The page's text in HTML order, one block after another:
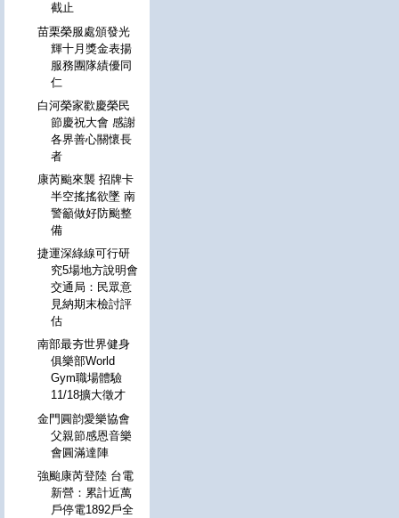
截止
苗栗榮服處頒發光
輝十月獎金表揚
服務團隊績優同
仁
白河榮家歡慶榮民
節慶祝大會 感謝
各界善心關懷長
者
康芮颱來襲 招牌卡
半空搖搖欲墜 南
警籲做好防颱整
備
捷運深綠線可行研
究5場地方說明會
交通局：民眾意
見納期末檢討評
估
南部最夯世界健身
俱樂部World
Gym職場體驗
11/18擴大徵才
金門圓韵愛樂協會
父親節感恩音樂
會圓滿達陣
強颱康芮登陸 台電
新營：累計近萬
戶停電1892戶全